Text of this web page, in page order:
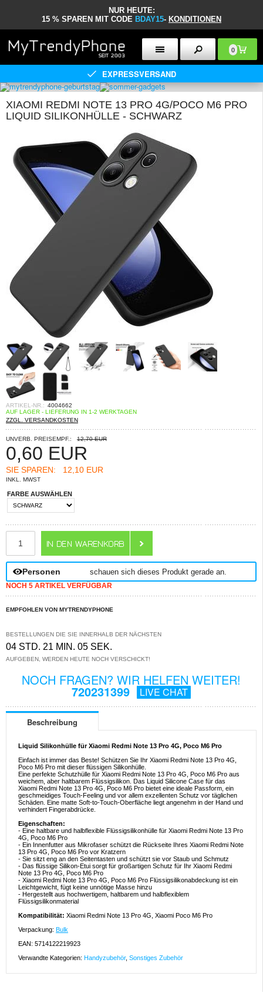
NUR HEUTE:
15 % SPAREN MIT CODE BDAY15- KONDITIONEN
0
EXPRESSVERSAND
XIAOMI REDMI NOTE 13 PRO 4G/POCO M6 PRO
LIQUID SILIKONHÜLLE - SCHWARZ
ARTIKEL-NR.: 4004662
AUF LAGER - LIEFERUNG IN 1-2 WERKTAGEN
ZZGL. VERSANDKOSTEN
UNVERB. PREISEMPF.: 12,70 EUR
0,60 EUR
SIE SPAREN: 12,10 EUR
INKL. MWST
FARBE AUSWÄHLEN
Personen schauen sich dieses Produkt gerade an.
NOCH 5 ARTIKEL VERFÜGBAR
EMPFOHLEN VON MYTRENDYPHONE
BESTELLUNGEN DIE SIE INNERHALB DER NÄCHSTEN
04 STD. 21 MIN. 05 SEK.
AUFGEBEN, WERDEN HEUTE NOCH VERSCHICKT!
NOCH FRAGEN? WIR HELFEN WEITER!
720231399 LIVE CHAT
Beschreibung
Liquid Silikonhülle für Xiaomi Redmi Note 13 Pro 4G, Poco M6 Pro
Einfach ist immer das Beste! Schützen Sie Ihr Xiaomi Redmi Note 13 Pro 4G,
Poco M6 Pro mit dieser flüssigen Silikonhülle.
Eine perfekte Schutzhülle für Xiaomi Redmi Note 13 Pro 4G, Poco M6 Pro aus
weichem, aber haltbarem Flüssigsilikon. Das Liquid Silicone Case für das
Xiaomi Redmi Note 13 Pro 4G, Poco M6 Pro bietet eine ideale Passform, ein
geschmeidiges Touch-Feeling und vor allem exzellenten Schutz vor täglichen
Schäden. Eine matte Soft-to-Touch-Oberfläche liegt angenehm in der Hand und
verhindert Fingerabdrücke.
Eigenschaften:
- Eine haltbare und halbflexible Flüssigsilikonhülle für Xiaomi Redmi Note 13 Pro
4G, Poco M6 Pro
- Ein Innenfutter aus Mikrofaser schützt die Rückseite Ihres Xiaomi Redmi Note
13 Pro 4G, Poco M6 Pro vor Kratzern
- Sie sitzt eng an den Seitentasten und schützt sie vor Staub und Schmutz
- Das flüssige Silikon-Etui sorgt für großartigen Schutz für Ihr Xiaomi Redmi
Note 13 Pro 4G, Poco M6 Pro
- Xiaomi Redmi Note 13 Pro 4G, Poco M6 Pro Flüssigsilikonabdeckung ist ein
Leichtgewicht, fügt keine unnötige Masse hinzu
- Hergestellt aus hochwertigem, haltbarem und halbflexiblem
Flüssigsilikonmaterial
Kompatibilität: Xiaomi Redmi Note 13 Pro 4G, Xiaomi Poco M6 Pro
Verpackung: Bulk
EAN: 5714122219923
Verwandte Kategorien: Handyzubehör, Sonstiges Zubehör